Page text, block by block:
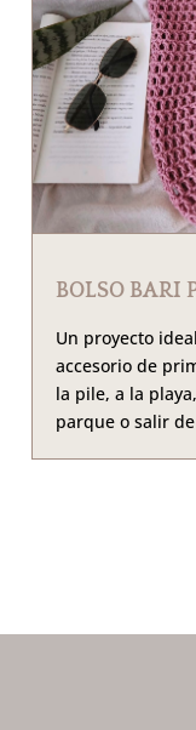
BOLSO BARI
Un proyecto
accesorio de
la pile, a la
parque o salir